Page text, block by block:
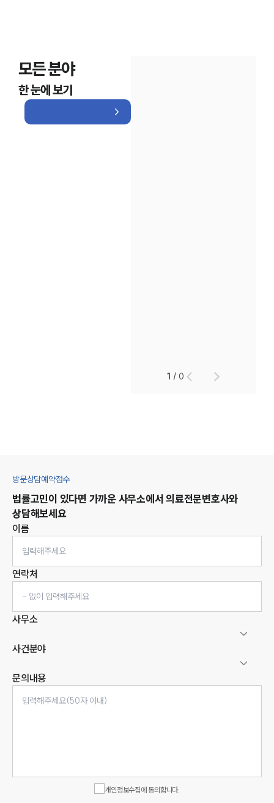
모든 분야
한 눈에 보기
1 /0
방문상담예약접수
법률고민이 있다면 가까운 사무소에서 의료전문변호사와
상담해보세요
이름
연락처
사무소
사건분야
문의내용
개인정보수집에 동의합니다.